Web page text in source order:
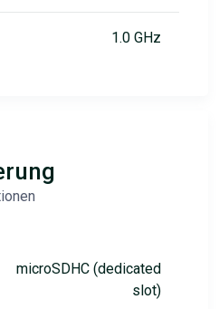
1.0 GHz
microSDHC (dedicated
slot)